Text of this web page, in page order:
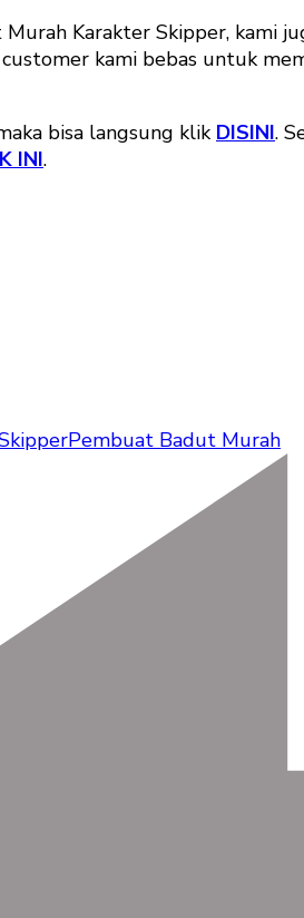
Karakter Skipper, kami
kami bebas untuk
bisa langsung klik DISINI.
INI.
Pembuat Badut Murah